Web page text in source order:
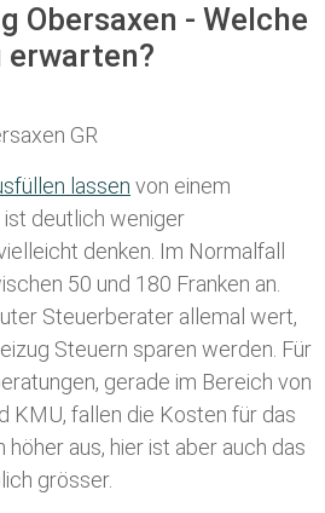
Obersaxen - Welche
erwarten?
lassen von einem
ist deutlich weniger
denken. Im Normalfall
50 und 180 Franken an.
Steuerberater allemal wert,
Steuern sparen werden. Für
gerade im Bereich von
KMU, fallen die Kosten für das
aus, hier ist aber auch das
grösser.